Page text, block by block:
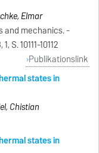
Elmar
and mechanics. -
S. 10111-10112
Publikationslink
states in
Chistian
states in